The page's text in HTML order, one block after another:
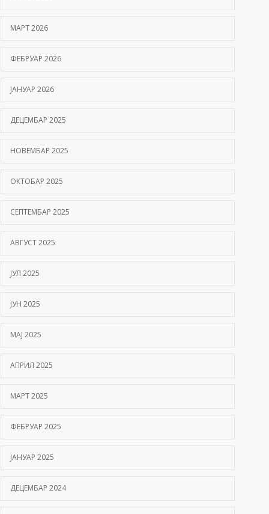
Hemofilija: Kako prepoznati simptome i kada se
09/06/2026
Kako hiperbarična komora pomaže oporavak
01/06/2026
МАРТ 2026
ФЕБРУАР 2026
ЈАНУАР 2026
ДЕЦЕМБАР 2025
НОВЕМБАР 2025
ОКТОБАР 2025
СЕПТЕМБАР 2025
АВГУСТ 2025
ЈУЛ 2025
ЈУН 2025
МАЈ 2025
АПРИЛ 2025
МАРТ 2025
ФЕБРУАР 2025
ЈАНУАР 2025
ДЕЦЕМБАР 2024